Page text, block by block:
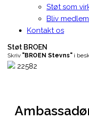
Støt som
Bliv
Kontakt os
Støt BROEN
Skriv "BROEN Stevns" i
22582